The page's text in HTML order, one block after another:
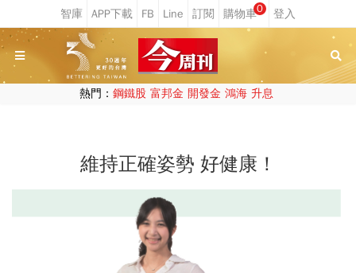
0
熱門： 鋼鐵股 富邦金 開發金 鴻海 升息
維持正確姿勢 好健康！